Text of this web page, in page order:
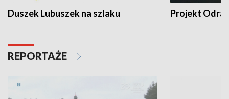
Duszek Lubuszek na szlaku Projekt Odra
REPORTAŻE